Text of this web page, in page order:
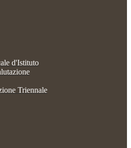
d'Istituto
Triennale